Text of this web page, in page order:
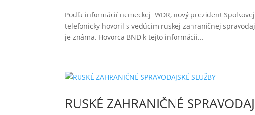
Podľa informácií nemeckej WDR, nový prezident
telefonicky hovoril s vedúcim ruskej zahraničnej
je známa. Hovorca BND k tejto informácii...
RUSKÉ ZAHRANIČNÉ